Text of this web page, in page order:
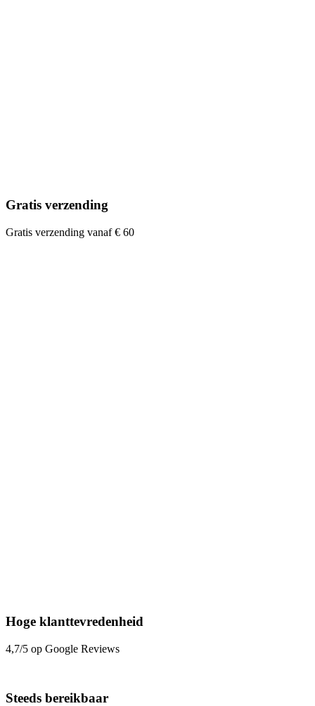
Gratis verzending
Gratis verzending vanaf € 60
Hoge klanttevredenheid
4,7/5 op Google Reviews
Steeds bereikbaar